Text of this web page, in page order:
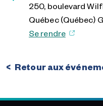
250, boulevard
Québec (Québec)
Se rendre
Retour aux